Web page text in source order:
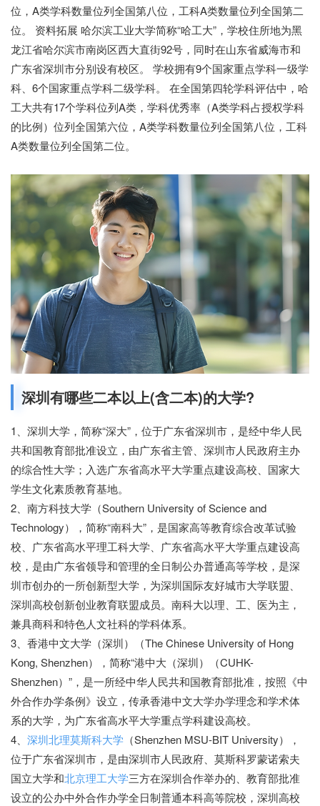
位，A类学科数量位列全国第八位，工科A类数量位列全国第二
位。 资料拓展 哈尔滨工业大学简称“哈工大”，学校住所地为黑
龙江省哈尔滨市南岗区西大直街92号，同时在山东省威海市和
广东省深圳市分别设有校区。 学校拥有9个国家重点学科一级学
科、6个国家重点学科二级学科。 在全国第四轮学科评估中，哈
工大共有17个学科位列A类，学科优秀率（A类学科占授权学科
的比例）位列全国第六位，A类学科数量位列全国第八位，工科
A类数量位列全国第二位。
深圳有哪些二本以上(含二本)的大学?
1、深圳大学，简称“深大”，位于广东省深圳市，是经中华人民
共和国教育部批准设立，由广东省主管、深圳市人民政府主办
的综合性大学；入选广东省高水平大学重点建设高校、国家大
学生文化素质教育基地。
2、南方科技大学（Southern University of Science and
Technology），简称“南科大”，是国家高等教育综合改革试验
校、广东省高水平理工科大学、广东省高水平大学重点建设高
校，是由广东省领导和管理的全日制公办普通高等学校，是深
圳市创办的一所创新型大学，为深圳国际友好城市大学联盟、
深圳高校创新创业教育联盟成员。南科大以理、工、医为主，
兼具商科和特色人文社科的学科体系。
3、香港中文大学（深圳）（The Chinese University of Hong
Kong, Shenzhen），简称“港中大（深圳）（CUHK-
Shenzhen）”，是一所经中华人民共和国教育部批准，按照《中
外合作办学条例》设立，传承香港中文大学办学理念和学术体
系的大学，为广东省高水平大学重点学科建设高校。
4、 深圳北理莫斯科大学 （Shenzhen MSU-BIT University），
位于广东省深圳市，是由深圳市人民政府、莫斯科罗蒙诺索夫
国立大学和北京理工大学三方在深圳合作举办的、教育部批准
设立的公办中外合作办学全日制普通本科高等院校，深圳高校